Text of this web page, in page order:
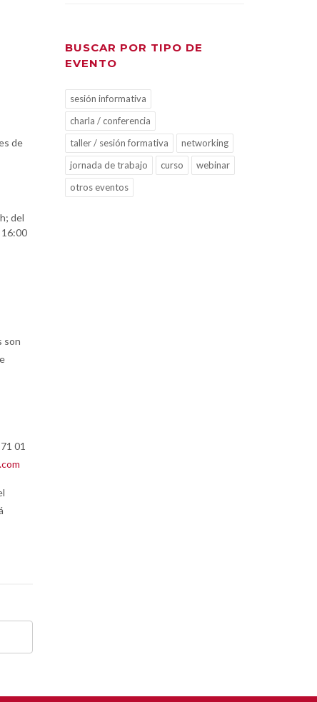
de
del
son
01
BUSCAR POR TIPO DE
EVENTO
sesión informativa
charla / conferencia
taller / sesión formativa
networking
jornada de trabajo
curso
webinar
otros eventos